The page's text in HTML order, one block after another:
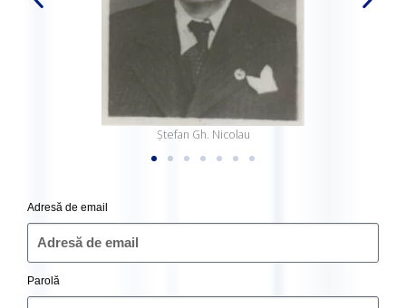
Ştefan Gh. Nicolau
Adresă de email
Parolă